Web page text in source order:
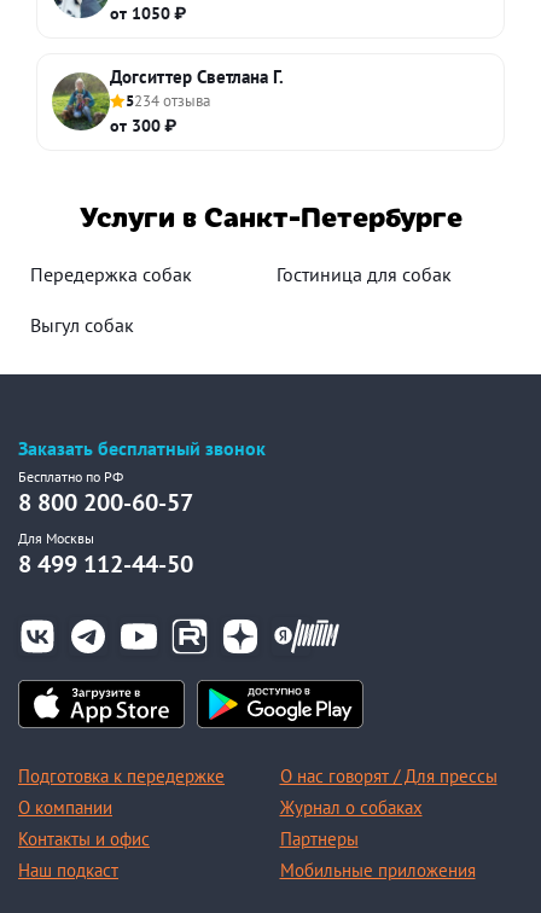
от 1050 ₽
Догситтер Светлана Г.
5234 отзыва
от 300 ₽
Услуги в Санкт-Петербурге
Передержка собак Гостиница для собак
Выгул собак
Заказать бесплатный звонок
Бесплатно по РФ
8 800 200-60-57
Для Москвы
8 499 112-44-50
Подготовка к передержке
О компании
Контакты и офис
Наш подкаст
О нас говорят / Для прессы
Журнал о собаках
Партнеры
Мобильные приложения